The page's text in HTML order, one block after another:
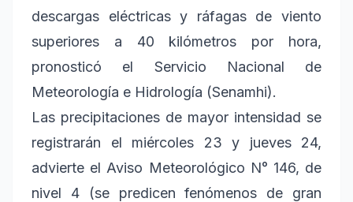
descargas eléctricas y ráfagas de viento
superiores a 40 kilómetros por hora,
pronosticó el Servicio Nacional de
Meteorología e Hidrología (Senamhi).
Las precipitaciones de mayor intensidad se
registrarán el miércoles 23 y jueves 24,
advierte el Aviso Meteorológico N° 146, de
nivel 4 (se predicen fenómenos de gran